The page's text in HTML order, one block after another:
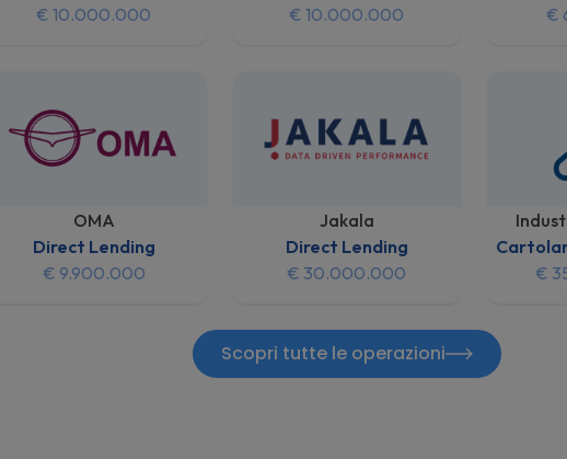
€ 10.000.000
€ 10.000.000
€
OMA
Direct Lending
€ 9.900.000
Jakala
Direct Lending
€ 30.000.000
€
Scopri tutte le operazioni